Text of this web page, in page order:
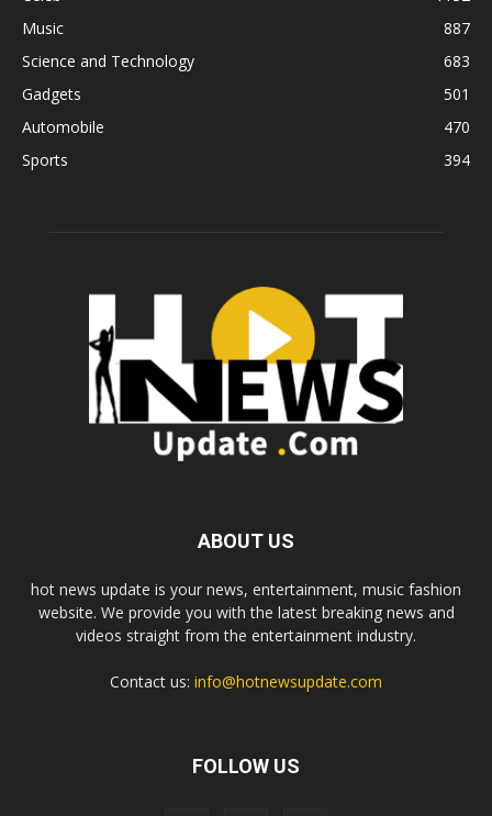
Music
887
Science and Technology
683
Gadgets
501
Automobile
470
Sports
394
ABOUT US
hot news update is your news, entertainment, music fashion
website. We provide you with the latest breaking news and
videos straight from the entertainment industry.
Contact us: info@hotnewsupdate.com
FOLLOW US